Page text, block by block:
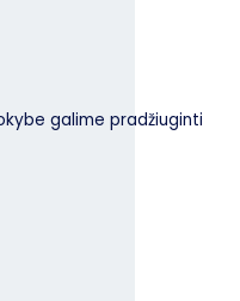
galime pradžiuginti